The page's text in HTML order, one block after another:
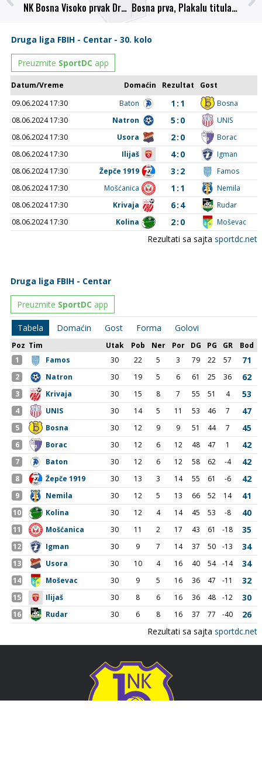
NK Bosna Visoko prvak Druge lige “Centar” i novi – stari član Prve lige BiH! Bosna prva, Plakalu titula najboljeg strijelca